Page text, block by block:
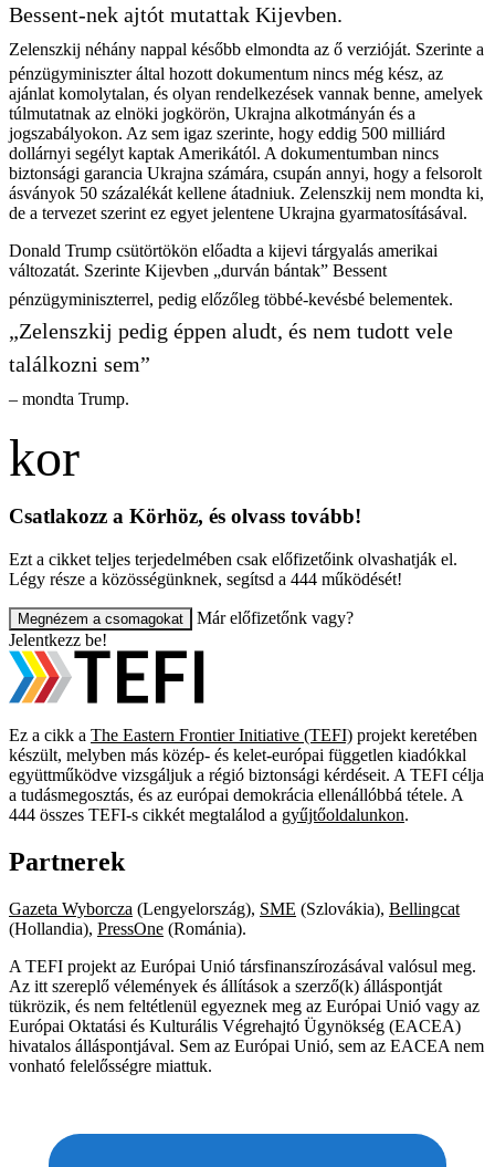
Bessent-nek ajtót mutattak Kijevben.
Zelenszkij néhány nappal később elmondta az ő verzióját. Szerinte a
pénzügyminiszter által hozott dokumentum nincs még kész, az
ajánlat komolytalan, és olyan rendelkezések vannak benne, amelyek
túlmutatnak az elnöki jogkörön, Ukrajna alkotmányán és a
jogszabályokon. Az sem igaz szerinte, hogy eddig 500 milliárd
dollárnyi segélyt kaptak Amerikától. A dokumentumban nincs
biztonsági garancia Ukrajna számára, csupán annyi, hogy a felsorolt
ásványok 50 százalékát kellene átadniuk. Zelenszkij nem mondta ki,
de a tervezet szerint ez egyet jelentene Ukrajna gyarmatosításával.
Donald Trump csütörtökön előadta a kijevi tárgyalás amerikai
változatát. Szerinte Kijevben „durván bántak” Bessent
pénzügyminiszterrel, pedig előzőleg többé-kevésbé belementek.
„Zelenszkij pedig éppen aludt, és nem tudott vele
találkozni sem”
– mondta Trump.
Csatlakozz a Körhöz, és olvass tovább!
Ezt a cikket teljes terjedelmében csak előfizetőink olvashatják el.
Légy része a közösségünknek, segítsd a 444 működését!
Megnézem a csomagokat
Már előfizetőnk vagy?
Jelentkezz be!
Ez a cikk a The Eastern Frontier Initiative (TEFI) projekt keretében
készült, melyben más közép- és kelet-európai független kiadókkal
együttműködve vizsgáljuk a régió biztonsági kérdéseit. A TEFI célja
a tudásmegosztás, és az európai demokrácia ellenállóbbá tétele. A
444 összes TEFI-s cikkét megtalálod a gyűjtőoldalunkon.
Partnerek
Gazeta Wyborcza (Lengyelország), SME (Szlovákia), Bellingcat
(Hollandia), PressOne (Románia).
A TEFI projekt az Európai Unió társfinanszírozásával valósul meg.
Az itt szereplő vélemények és állítások a szerző(k) álláspontját
tükrözik, és nem feltétlenül egyeznek meg az Európai Unió vagy az
Európai Oktatási és Kulturális Végrehajtó Ügynökség (EACEA)
hivatalos álláspontjával. Sem az Európai Unió, sem az EACEA nem
vonható felelősségre miattuk.